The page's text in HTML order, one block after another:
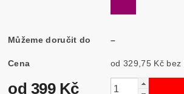
Můžeme doručit do –
Cena od 329,75 Kč bez
od 399 Kč